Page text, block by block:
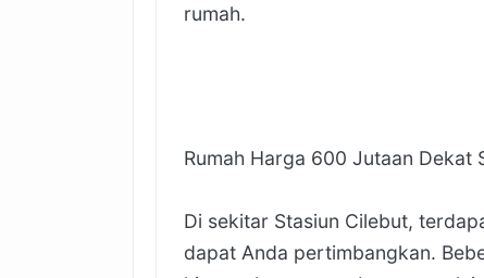
rumah.
Rumah Harga 600 Jutaan Dekat
Di sekitar Stasiun Cilebut,
dapat Anda pertimbangkan.